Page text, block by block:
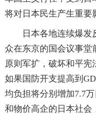
将对日本民生产生重要
日本各地连续爆发
众在东京的国会议事堂
原则军扩，破坏和平宪
如果国防开支提高到
均负担将分别增加7.7
和物价高企的日本社会